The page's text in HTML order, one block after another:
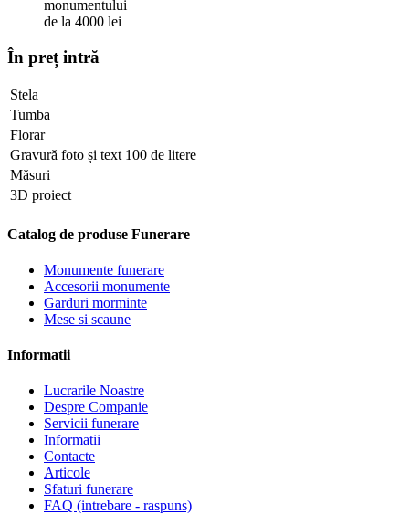
monumentului
de la 4000 lei
În preț intră
Stela
Tumba
Florar
Gravură foto și text 100 de litere
Măsuri
3D proiect
Catalog de produse Funerare
Monumente funerare
Accesorii monumente
Garduri morminte
Mese si scaune
Informatii
Lucrarile Noastre
Despre Companie
Servicii funerare
Informatii
Contacte
Articole
Sfaturi funerare
FAQ (intrebare - raspuns)